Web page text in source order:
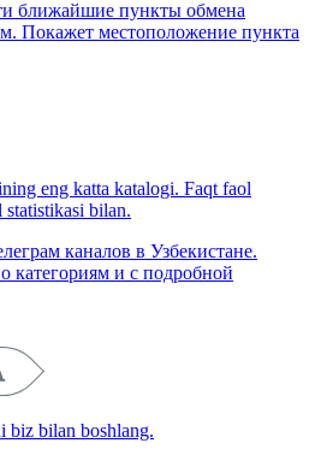
ближайшие пункты обмена
Покажет местоположение пункта
eng katta katalogi. Faqt faol
statistikasi bilan.
каналов в Узбекистане.
категориям и с подробной
biz bilan boshlang.